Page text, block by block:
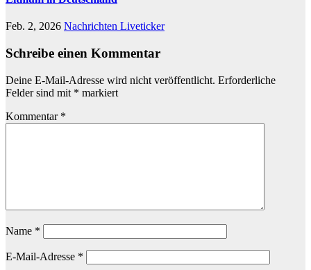
Feb. 2, 2026 Nachrichten Liveticker
Schreibe einen Kommentar
Deine E-Mail-Adresse wird nicht veröffentlicht. Erforderliche
Felder sind mit * markiert
Kommentar *
Name *
E-Mail-Adresse *